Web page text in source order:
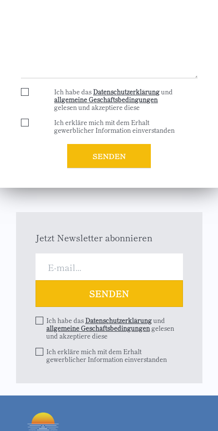
Ich habe dasDatenschutzerklärungund
allgemeine Geschäftsbedingungen
gelesen und akzeptiere diese
Ich erkläre mich mit dem Erhalt
gewerblicher Information einverstanden
Jetzt Newsletter abonnieren
Ich habe dasDatenschutzerklärungund
allgemeine Geschäftsbedingungengelesen
und akzeptiere diese
Ich erkläre mich mit dem Erhalt
gewerblicher Information einverstanden